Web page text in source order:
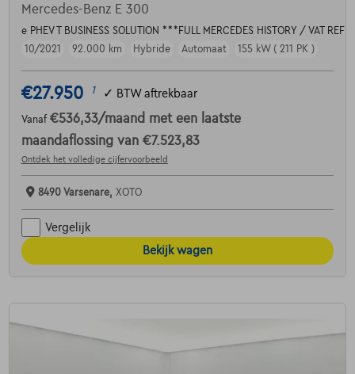
Mercedes-Benz E 300
e PHEV T BUSINESS SOLUTION ***FULL MERCEDES HISTORY / VAT
10/2021
92.000 km Hybride Automaat 155 kW ( 211 PK )
€27.950 1 ✓ BTW aftrekbaar
Vanaf €536,33/maand met een laatste
maandaflossing van €7.523,83
Ontdek het volledige cijfervoorbeeld
8490 Varsenare, XOTO
Vergelijk
Bekijk wagen